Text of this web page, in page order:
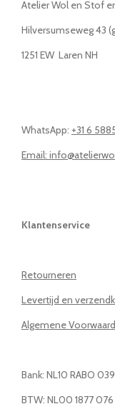
Atelier Wol en Stof
Hilversumseweg 43
1251 EW Laren NH
WhatsApp: +31 6
Email:
Klantenservice
Retourneren
Levertijd en
Algemene
Bank: NL10 RABO
BTW: NL00 1877